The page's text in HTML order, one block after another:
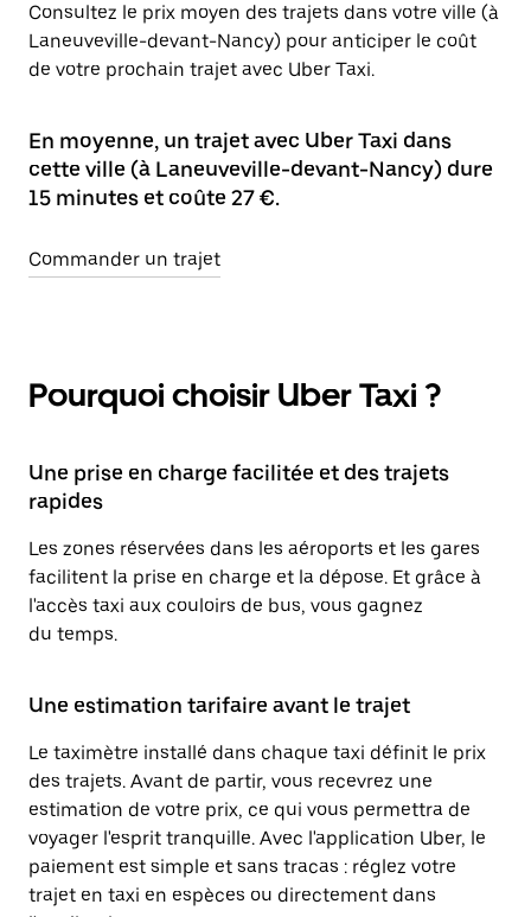
Consultez le prix moyen des trajets dans votre ville (à
Laneuveville-devant-Nancy) pour anticiper le coût
de votre prochain trajet avec Uber Taxi.
En moyenne, un trajet avec Uber Taxi dans
cette ville (à Laneuveville-devant-Nancy) dure
15 minutes et coûte 27 €.
Commander un trajet
Pourquoi choisir Uber Taxi ?
Une prise en charge facilitée et des trajets
rapides
Les zones réservées dans les aéroports et les gares
facilitent la prise en charge et la dépose. Et grâce à
l'accès taxi aux couloirs de bus, vous gagnez
du temps.
Une estimation tarifaire avant le trajet
Le taximètre installé dans chaque taxi définit le prix
des trajets. Avant de partir, vous recevrez une
estimation de votre prix, ce qui vous permettra de
voyager l'esprit tranquille. Avec l'application Uber, le
paiement est simple et sans tracas : réglez votre
trajet en taxi en espèces ou directement dans